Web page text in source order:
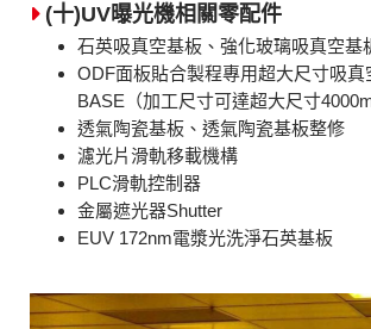
(十)UV曝光機相關零配件
石英吸真空基板、強化玻璃吸真空基
ODF面板貼合製程專用超大尺寸吸真
BASE（加工尺寸可達超大尺寸
透氣陶瓷基板、透氣陶瓷基板整修
濾光片滑軌移載機構
PLC滑軌控制器
金屬遮光器Shutter
EUV 172nm電漿光洗淨石英基板